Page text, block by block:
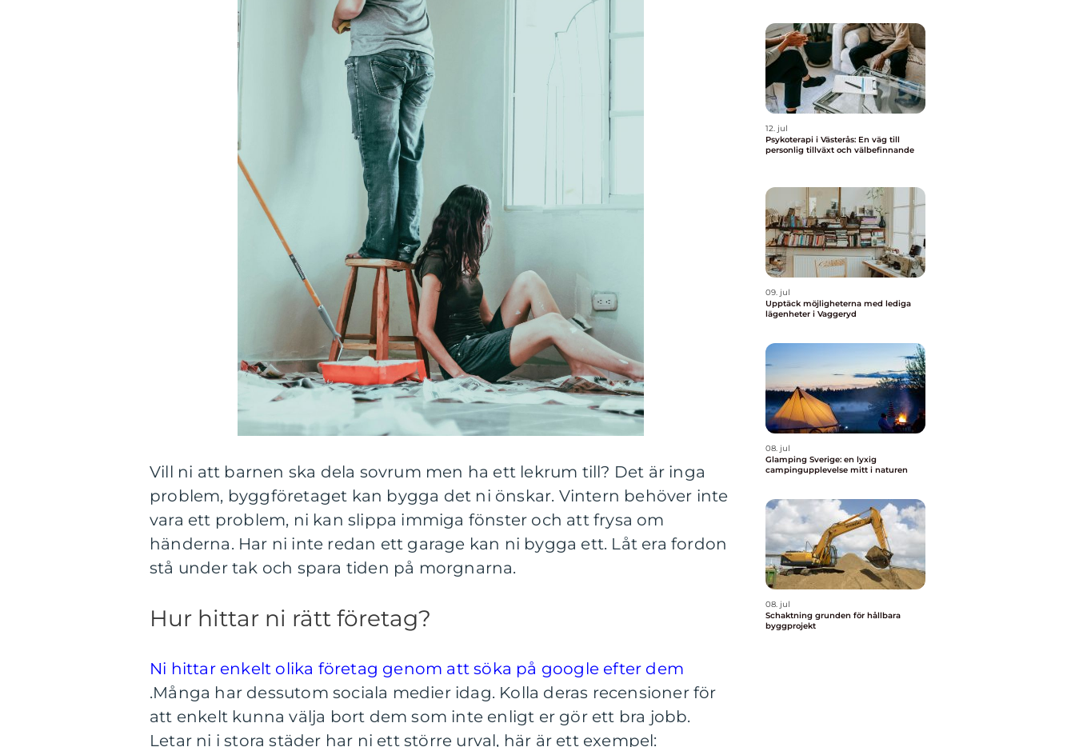
Vill ni att barnen ska dela sovrum men ha ett lekrum till? Det är inga
problem, byggföretaget kan bygga det ni önskar. Vintern behöver inte
vara ett problem, ni kan slippa immiga fönster och att frysa om
händerna. Har ni inte redan ett garage kan ni bygga ett. Låt era fordon
stå under tak och spara tiden på morgnarna.
Hur hittar ni rätt företag?
Ni hittar enkelt olika företag genom att söka på google efter dem
.Många har dessutom sociala medier idag. Kolla deras recensioner för
att enkelt kunna välja bort dem som inte enligt er gör ett bra jobb.
Letar ni i stora städer har ni ett större urval, här är ett exempel:
12. jul
Psykoterapi i Västerås: En väg till
personlig tillväxt och välbefinnande
09. jul
Upptäck möjligheterna med lediga
lägenheter i Vaggeryd
08. jul
Glamping Sverige: en lyxig
campingupplevelse mitt i naturen
08. jul
Schaktning grunden för hållbara
byggprojekt